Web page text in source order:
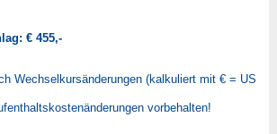
€ 455,-
Wechselkursänderungen (kalkuliert mit € = US
vorbehalten!